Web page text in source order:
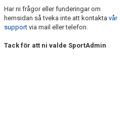
TRUPPEN
Har ni frågor eller funderingar om
hemsidan så tveka inte att kontakta vår
support via mail eller telefon.
Tack för att ni valde SportAdmin